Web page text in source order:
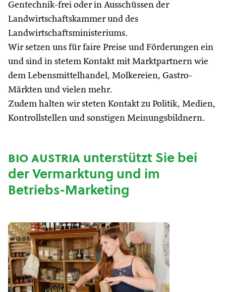
Gentechnik-frei oder in Ausschüssen der
Landwirtschaftskammer und des
Landwirtschaftsministeriums.
Wir setzen uns für faire Preise und Förderungen ein
und sind in stetem Kontakt mit Marktpartnern wie
dem Lebensmittelhandel, Molkereien, Gastro-
Märkten und vielen mehr.
Zudem halten wir steten Kontakt zu Politik, Medien,
Kontrollstellen und sonstigen Meinungsbildnern.
bio austriaunterstützt Sie bei
der Vermarktung und im
Betriebs-Marketing